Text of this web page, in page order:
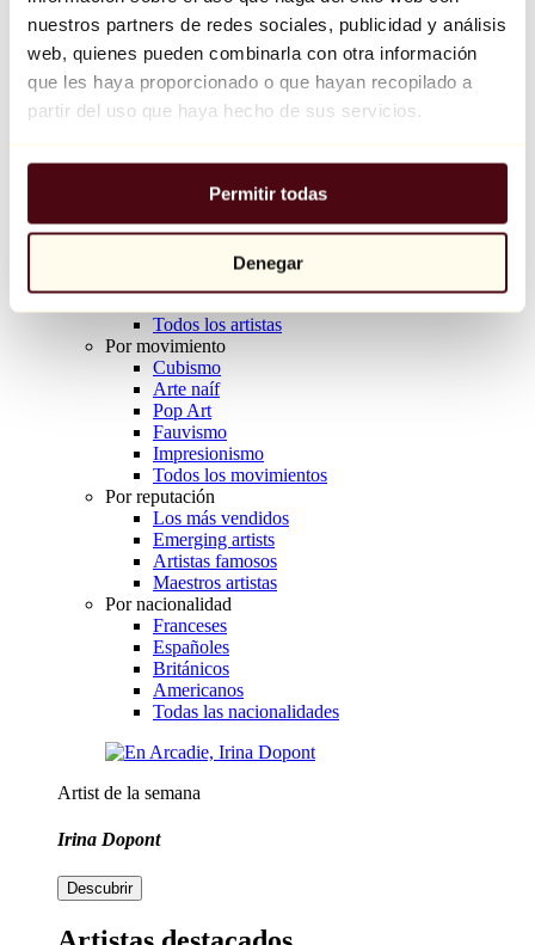
nuestros partners de redes sociales, publicidad y análisis
web, quienes pueden combinarla con otra información
que les haya proporcionado o que hayan recopilado a
partir del uso que haya hecho de sus servicios.
Permitir todas
Denegar
Balloon Dog (Orange)
Jeff Koons
10.000 €
Explorar
Todos los escultores
Todos los fotógrafos
Todos los artistas
Por movimiento
Cubismo
Arte naíf
Pop Art
Fauvismo
Impresionismo
Todos los movimientos
Por reputación
Los más vendidos
Emerging artists
Artistas famosos
Maestros artistas
Por nacionalidad
Franceses
Españoles
Británicos
Americanos
Todas las nacionalidades
Artist de la semana
Irina Dopont
Descubrir